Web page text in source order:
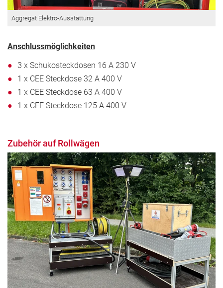
Aggregat Elektro-Ausstattung
Anschlussmöglichkeiten
3 x Schukosteckdosen 16 A 230 V
1 x CEE Steckdose 32 A 400 V
1 x CEE Steckdose 63 A 400 V
1 x CEE Steckdose 125 A 400 V
Zubehör auf Rollwägen